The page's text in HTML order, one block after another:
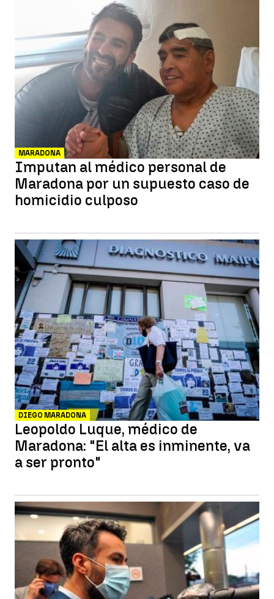
MARADONA
Imputan al médico personal de
Maradona por un supuesto caso de
homicidio culposo
DIEGO MARADONA
Leopoldo Luque, médico de
Maradona: "El alta es inminente, va
a ser pronto"